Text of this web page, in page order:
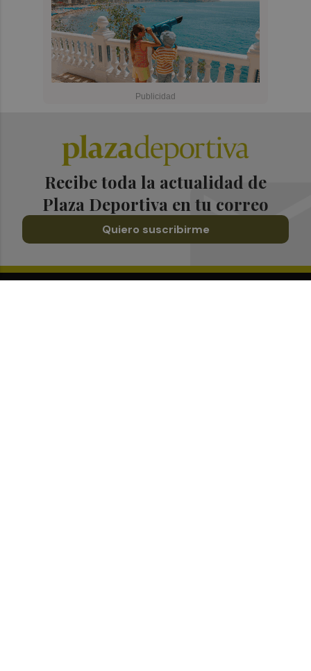
Recibe toda la actualidad de
Plaza Deportiva en tu correo
Quiero suscribirme